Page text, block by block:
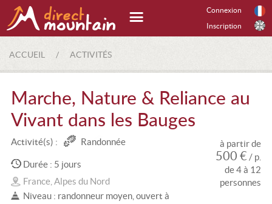
Connexion
Inscription
ACCUEIL / ACTIVITÉS
Marche, Nature & Reliance au
Vivant dans les Bauges
Activité(s) : Randonnée
Durée : 5 jours
France, Alpes du Nord
Niveau : randonneur moyen, ouvert à
à partir de
500 € / p.
de 4 à 12
personnes